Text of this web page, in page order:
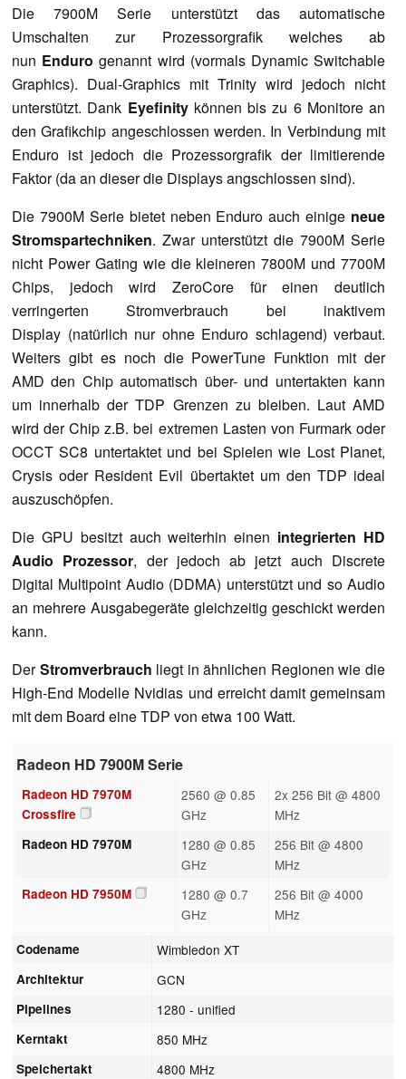
Die 7900M Serie unterstützt das automatische
Umschalten zur Prozessorgrafik welches ab
nun Enduro genannt wird (vormals Dynamic Switchable
Graphics). Dual-Graphics mit Trinity wird jedoch nicht
unterstützt. Dank Eyefinitykönnen bis zu 6 Monitore an
den Grafikchip angeschlossen werden. In Verbindung mit
Enduro ist jedoch die Prozessorgrafik der limitierende
Faktor (da an dieser die Displays angschlossen sind).
Die 7900M Serie bietet neben Enduro auch einige neue
Stromspartechniken. Zwar unterstützt die 7900M Serie
nicht Power Gating wie die kleineren 7800M und 7700M
Chips, jedoch wird ZeroCore für einen deutlich
verringerten Stromverbrauch bei inaktivem
Display (natürlich nur ohne Enduro schlagend) verbaut.
Weiters gibt es noch die PowerTune Funktion mit der
AMD den Chip automatisch über- und untertakten kann
um innerhalb der TDP Grenzen zu bleiben. Laut AMD
wird der Chip z.B. bei extremen Lasten von Furmark oder
OCCT SC8 untertaktet und bei Spielen wie Lost Planet,
Crysis oder Resident Evil übertaktet um den TDP ideal
auszuschöpfen.
Die GPU besitzt auch weiterhin einen integrierten HD
Audio Prozessor, der jedoch ab jetzt auch Discrete
Digital Multipoint Audio (DDMA) unterstützt und so Audio
an mehrere Ausgabegeräte gleichzeitig geschickt werden
kann.
DerStromverbrauch liegt in ähnlichen Regionen wie die
High-End Modelle Nvidias und erreicht damit gemeinsam
mit dem Board eine TDP von etwa 100 Watt.
Radeon HD 7900M Serie
Radeon HD 7970M
Crossfire
2560 @ 0.85
GHz
2x 256 Bit @ 4800
MHz
Radeon HD 7970M
1280 @ 0.85
GHz
256 Bit @ 4800
MHz
Radeon HD 7950M
1280 @ 0.7
GHz
256 Bit @ 4000
MHz
Codename Wimbledon XT
Architektur GCN
Pipelines 1280 - unified
Kerntakt 850 MHz
Speichertakt 4800 MHz